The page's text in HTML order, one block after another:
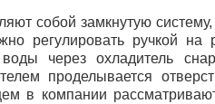
собой замкнутую
регулировать ручкой на
воды через охладитель
проделывается
в компании